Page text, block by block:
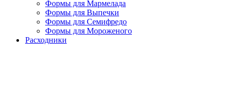
Формы для Мармелада
Формы для Выпечки
Формы для Семифредо
Формы для Мороженого
Расходники